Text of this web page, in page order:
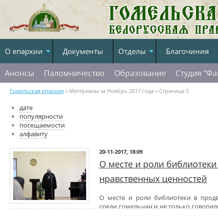
О епархии Документы Отделы Благочиния
Анонсы Паломничество Образование Студия
Гомельская епархия » Материалы за Ноябрь 2017 года » Страница 5
дате
популярности
посещаемости
алфавиту
20-11-2017, 18:09
О месте и роли
нравственных ценностей
О месте и роли библиотеки в
среди гомельчан и не только